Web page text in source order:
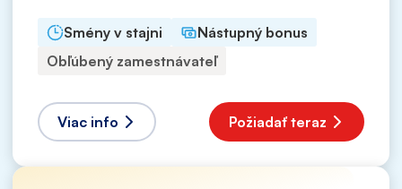
Smény v stajni
Nástupný bonus
Obľúbený zamestnávateľ
Viac info Požiadať teraz